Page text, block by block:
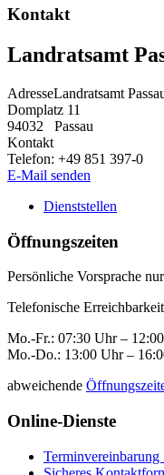
Kontakt
Landratsamt
AdresseLandratsamt
Domplatz 11
94032
Passau
Kontakt
Telefon: +49 851 397-0
E-Mail senden
Dienststellen
Öffnungszeiten
Persönliche Vorsprache
Telefonische
Mo.-Fr.: 07:30 Uhr –
Mo.-Do.: 13:00 Uhr –
abweichende
Online-Dienste
Terminvereinbarung